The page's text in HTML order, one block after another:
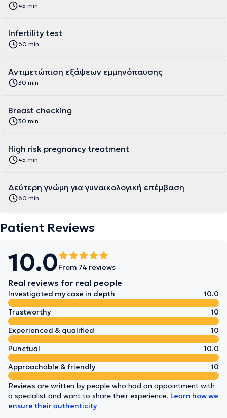
45 min
Infertility test
60 min
Αντιμετώπιση εξάψεων εμμηνόπαυσης
30 min
Breast checking
30 min
High risk pregnancy treatment
45 min
Δεύτερη γνώμη για γυναικολογική επέμβαση
60 min
Patient Reviews
10.0From 74 reviews
Real reviews for real people
Investigated my case in depth
10.0
Trustworthy
10
Experienced & qualified
10
Punctual
10.0
Approachable & friendly
10
Reviews are written by people who had an appointment with
a specialist and want to share their experience. Learn how we
ensure their authenticity